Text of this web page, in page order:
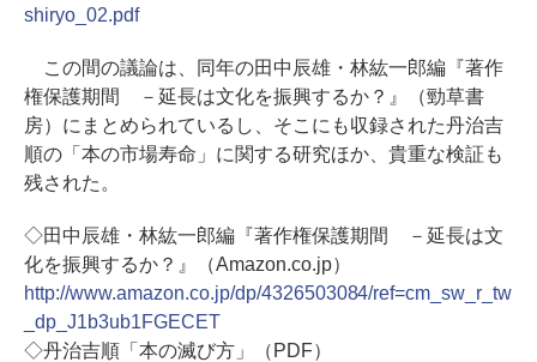
shiryo_02.pdf
この間の議論は、同年の田中辰雄・林紘一郎編『著作
権保護期間 －延長は文化を振興するか？』（勁草書
房）にまとめられているし、そこにも収録された丹治吉
順の「本の市場寿命」に関する研究ほか、貴重な検証も
残された。
◇田中辰雄・林紘一郎編『著作権保護期間 －延長は文
化を振興するか？』（Amazon.co.jp）
http://www.amazon.co.jp/dp/4326503084/ref=cm_sw_r_tw
_dp_J1b3ub1FGECET
◇丹治吉順「本の滅び方」（PDF）